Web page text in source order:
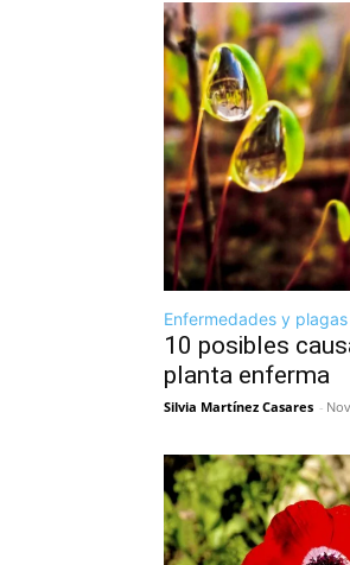
Enfermedades y plagas
10 posibles
planta enferma
Silvia Martínez Casares -